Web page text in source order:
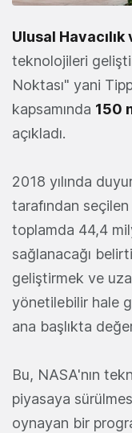
Ulusal
teknolojileri
Noktası" yani
kapsamında 150
açıkladı.
2018 yılında
tarafından
toplamda 44,4
sağlanacağı
geliştirmek ve
yönetilebilir hale
ana başlıkta
Bu, NASA'nın
piyasaya
oynayan bir